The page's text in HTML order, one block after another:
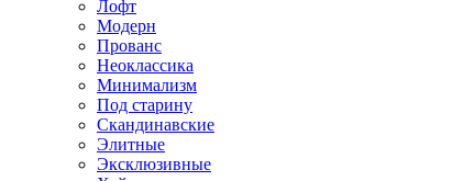
Лофт
Модерн
Прованс
Неоклассика
Минимализм
Под старину
Скандинавские
Элитные
Эксклюзивные